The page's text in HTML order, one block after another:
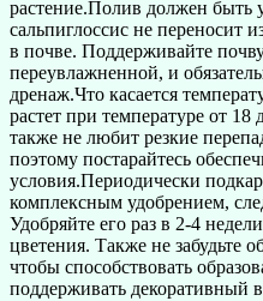
растение.Полив должен быть
сальпиглоссис не переносит
в почве. Поддерживайте
переувлажненной, и
дренаж.Что касается
растет при температуре от
также не любит резкие
поэтому постарайтесь
условия.Периодически
комплексным удобрением,
Удобряйте его раз в 2-4
цветения. Также не забудьте
чтобы способствовать
поддерживать декоративный